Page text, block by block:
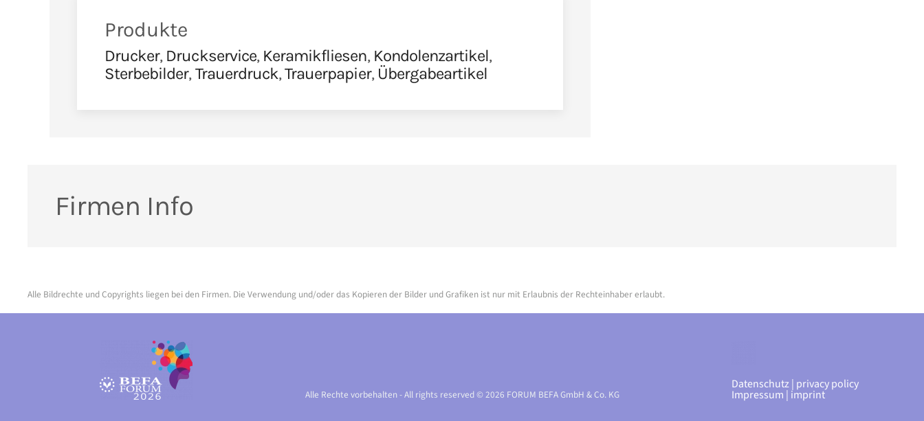
Produkte
Drucker, Druckservice, Keramikfliesen, Kondolenzartikel,
Sterbebilder,Trauerdruck,Trauerpapier, Übergabeartikel
Firmen Info
Alle Bildrechte und Copyrights liegen bei den Firmen. Die Verwendung und/oder das Kopieren der Bilder und Grafiken ist nur mit Erlaubnis der Rechteinhaber erlaubt.
Alle Rechte vorbehalten - All rights reserved © 2026 FORUM BEFA GmbH & Co. KG
Datenschutz | privacy policy
Impressum | imprint